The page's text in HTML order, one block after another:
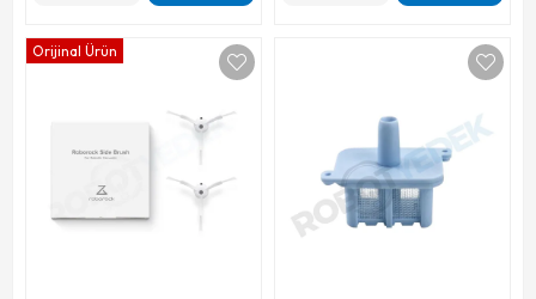
Orijinal Ürün